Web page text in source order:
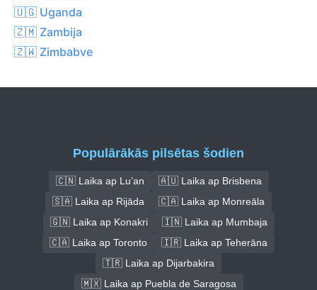
🇺🇬 Uganda
🇿🇲 Zambija
🇿🇼 Zimbabve
Populārākās pilsētas šodien
🇨🇳 Laika ap Lu’an
🇦🇺 Laika ap Brisbena
🇸🇦 Laika ap Rijāda
🇨🇦 Laika ap Monreāla
🇬🇳 Laika ap Konakri
🇮🇳 Laika ap Mumbaja
🇨🇦 Laika ap Toronto
🇮🇷 Laika ap Teherāna
🇹🇷 Laika ap Dijarbakira
🇲🇽 Laika ap Puebla de Saragosa